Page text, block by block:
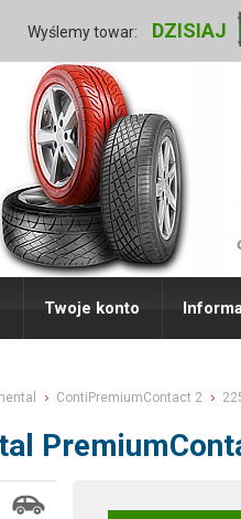
Wyślemy towar: DZISIAJ
Twoje konto
ContiPremiumContact 2